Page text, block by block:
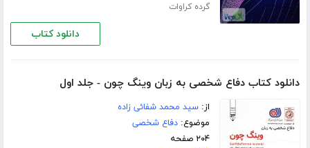
گرده کراوات
دانلود کتاب
دانلود کتاب دفاع شخصی به زبان وینگ چون - جلد اول
از:سید محمد شفائی زاده
موضوع:دفاع شخصی
۲۰۴ صفحه